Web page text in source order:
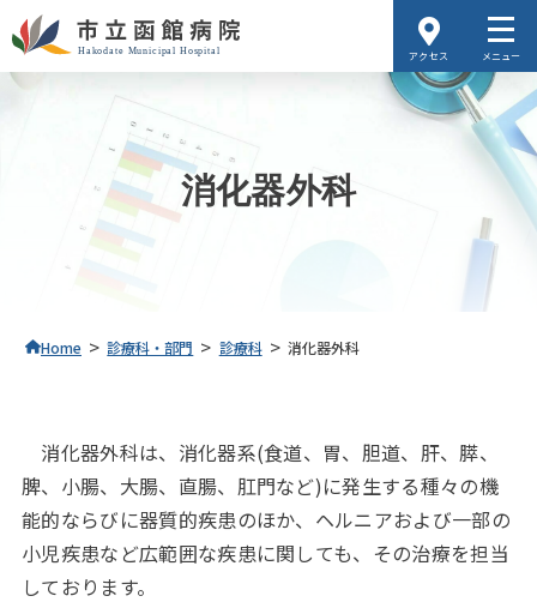
アクセス メニュー
消化器外科
Home > 診療科・部門 > 診療科 > 消化器外科
消化器外科は、消化器系(食道、胃、胆道、肝、膵、
脾、小腸、大腸、直腸、肛門など)に発生する種々の機
能的ならびに器質的疾患のほか、ヘルニアおよび一部の
小児疾患など広範囲な疾患に関しても、その治療を担当
しております。